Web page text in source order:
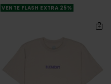
VENTE FLASH EXTRA 25%